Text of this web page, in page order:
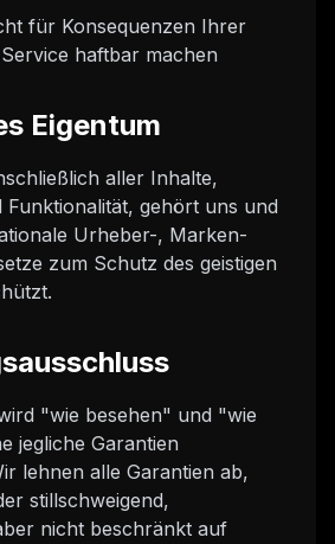
für Konsequenzen Ihrer
haftbar machen
Eigentum
aller Inhalte,
Funktionalität, gehört uns und
Urheber-, Marken-
zum Schutz des geistigen
"wie besehen" und "wie
jegliche Garantien
lehnen alle Garantien ab,
stillschweigend,
nicht beschränkt auf